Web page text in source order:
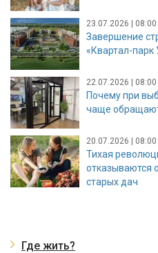
23.07.2026 | 08:00
Завершение
«Квартал-
22.07.2026 | 08:00
Почему при
чаще
20.07.2026 | 08:00
Тихая
отказываются
старых дач
Где жить?